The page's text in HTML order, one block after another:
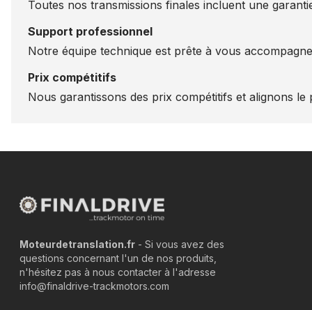
Toutes nos transmissions finales incluent une
Support professionnel
Notre équipe technique est prête à vous
Prix compétitifs
Nous garantissons des prix compétitifs et alignons
Moteurdetranslation.fr - Si vous avez des
questions concernant l'un de nos produits,
n'hésitez pas à nous contacter à l'adresse
info@finaldrive-trackmotors.com